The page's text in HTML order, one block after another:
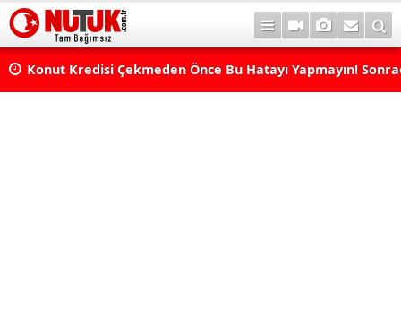
Konut Kredisi Çekmeden Önce Bu Hatayı Yapmayın!